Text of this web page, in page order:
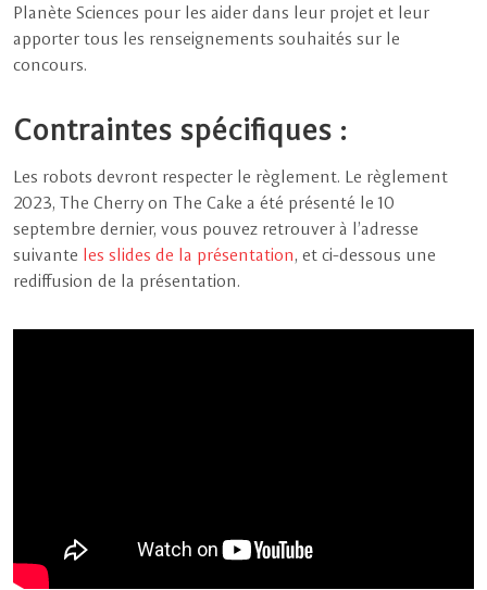
Planète Sciences pour les aider dans leur projet et leur
apporter tous les renseignements souhaités sur le
concours.
Contraintes spécifiques :
Les robots devront respecter le règlement. Le règlement
2023, The Cherry on The Cake a été présenté le 10
septembre dernier, vous pouvez retrouver à l’adresse
suivante les slides de la présentation, et ci-dessous une
rediffusion de la présentation.